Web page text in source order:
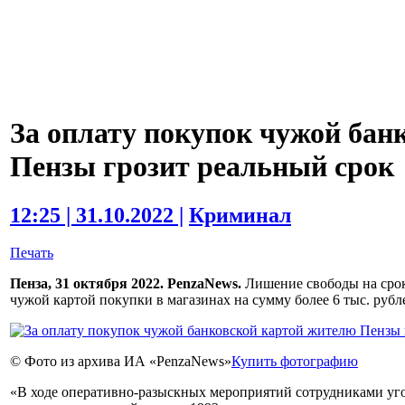
За оплату покупок чужой
Пензы грозит реальный срок
12:25 | 31.10.2022 | Криминал
Печать
Пенза, 31 октября 2022. PenzaNews. Лишение свободы на
чужой картой покупки в магазинах на сумму более 6 тыс.
© Фото из архива ИА «PenzaNews»Купить фотографию
«В ходе оперативно-разыскных мероприятий сотрудниками